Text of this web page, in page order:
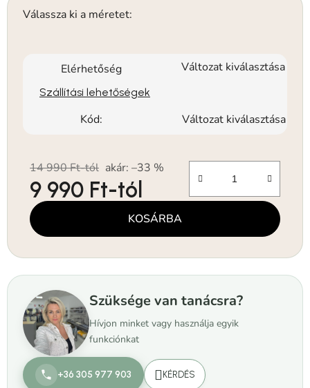
Válassza ki a méretet:
Elérhetőség Változat kiválasztása
Szállítási lehetőségek
Kód: Változat kiválasztása
14 990 Ft-tól akár: –33 %
9 990 Ft-tól
Egységár: KOSÁRBA
Szüksége van tanácsra?
Hívjon minket vagy használja egyik
funkciónkat
+36 305 977 903 KÉRDÉS